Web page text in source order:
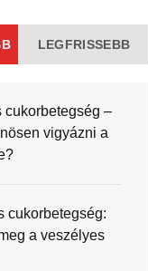
LEGFRISSEBB
cukorbetegség –
vigyázni a
cukorbetegség:
a veszélyes